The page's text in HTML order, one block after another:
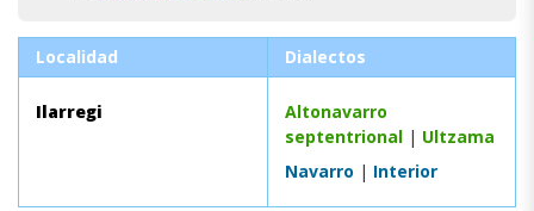
Localidad Dialectos
Ilarregi
Altonavarro
septentrional | Ultzama
Navarro | Interior